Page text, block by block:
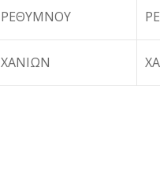
ΡΕΘΥΜΝΟΥ
ΧΑΝΙΩΝ